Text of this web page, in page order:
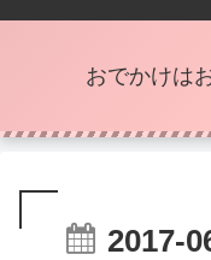
おでかけは
2017-